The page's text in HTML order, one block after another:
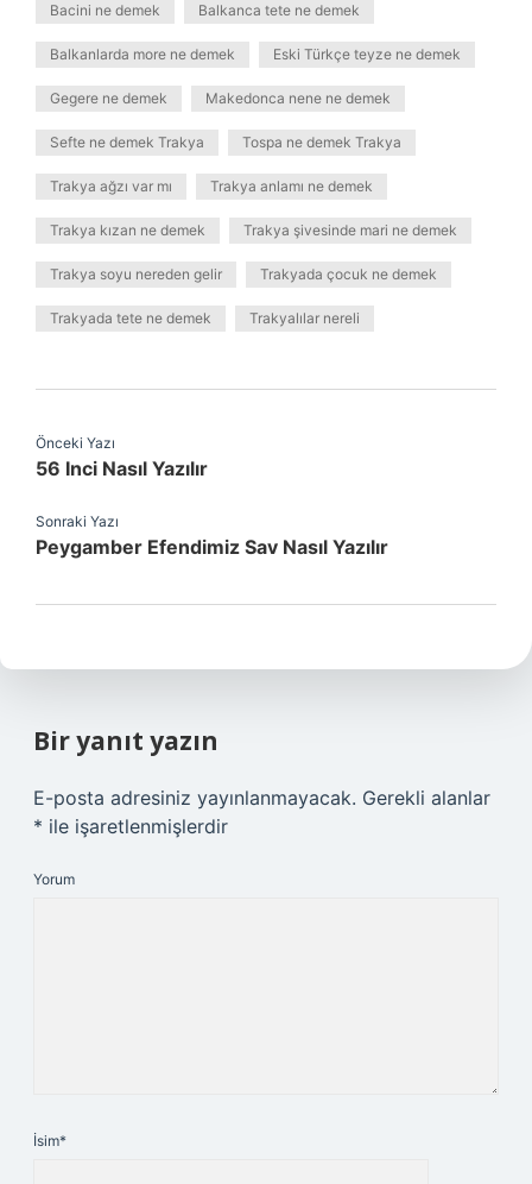
Bacini ne demek Balkanca tete ne demek
Balkanlarda more ne demek Eski Türkçe teyze ne demek
Gegere ne demek Makedonca nene ne demek
Sefte ne demek Trakya Tospa ne demek Trakya
Trakya ağzı var mı Trakya anlamı ne demek
Trakya kızan ne demek Trakya şivesinde mari ne demek
Trakya soyu nereden gelir Trakyada çocuk ne demek
Trakyada tete ne demek Trakyalılar nereli
Önceki Yazı
56 Inci Nasıl Yazılır
Sonraki Yazı
Peygamber Efendimiz Sav Nasıl Yazılır
Bir yanıt yazın
E-posta adresiniz yayınlanmayacak. Gerekli alanlar
* ile işaretlenmişlerdir
Yorum
İsim*